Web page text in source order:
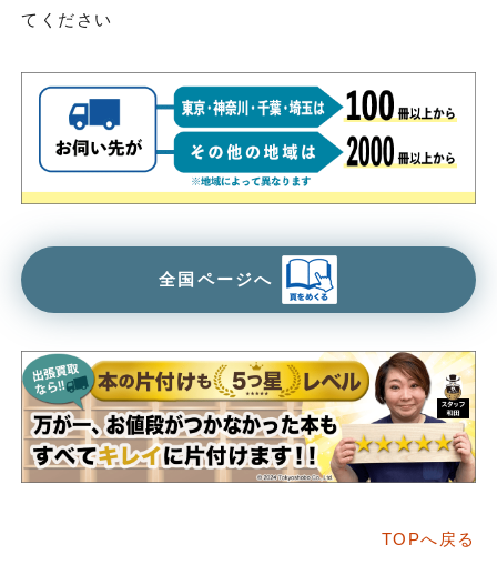
てください
全国ページへ
TOPへ戻る